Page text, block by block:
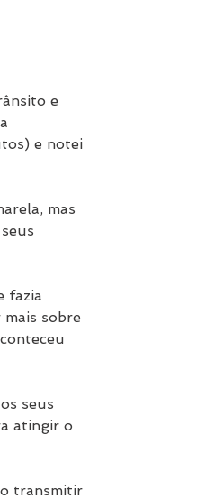
e
e notei
mas
fazia
sobre
seus
atingir o
transmitir